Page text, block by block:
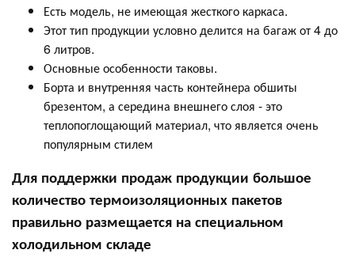
Есть модель, не имеющая жесткого каркаса.
Этот тип продукции условно делится на багаж от 4 до
6 литров.
Основные особенности таковы.
Борта и внутренняя часть контейнера обшиты
брезентом, а середина внешнего слоя - это
теплопоглощающий материал, что является очень
популярным стилем
Для поддержки продаж продукции большое
количество термоизоляционных пакетов
правильно размещается на специальном
холодильном складе